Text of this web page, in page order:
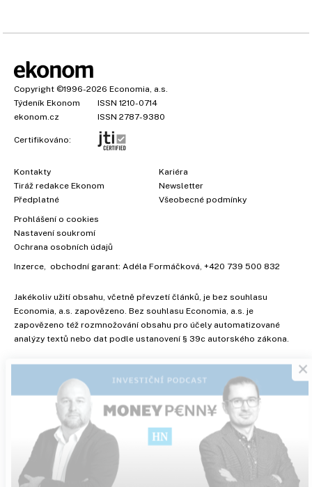
Copyright ©1996-2026 Economia, a.s.
Týdeník Ekonom
ISSN 1210-0714
ekonom.cz
ISSN 2787-9380
Certifikováno:
Kontakty
Tiráž redakce Ekonom
Předplatné
Kariéra
Newsletter
Všeobecné podmínky
Prohlášení o cookies
Nastavení soukromí
Ochrana osobních údajů
Inzerce , obchodní garant: Adéla Formáčková +420 739 500 832
Jakékoliv užití obsahu, včetně převzetí článků, je bez souhlasu
Economia, a.s. zapovězeno. Bez souhlasu Economia, a.s. je
zapovězeno též rozmnožování obsahu pro účely automatizované
analýzy textů nebo dat podle ustanovení § 39c autorského zákona.